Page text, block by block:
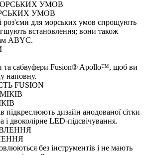
УМОВ
роз'єми для морських умов спрощують
встановлення; вони також
ABYC.
та сабвуфери Fusion® Apollo™, щоб ви
наповну.
FUSION
підкреслюють дизайн анодованої сітки
і двоколірне LED-підсвічування.
без інструментів і не мають